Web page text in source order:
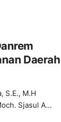
Daerah
S.E., M.H
Sjasul A...